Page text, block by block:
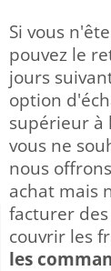
Si vous
pouvez le
jours
option
supérieur à
vous ne
nous
achat mais
facturer
couvrir les
les